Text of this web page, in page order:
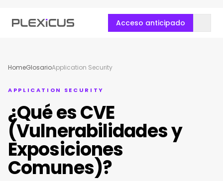
Acceso anticipado
HomeGlosarioApplication Security
APPLICATION SECURITY
¿Qué es CVE
(Vulnerabilidades y
Exposiciones
Comunes)?